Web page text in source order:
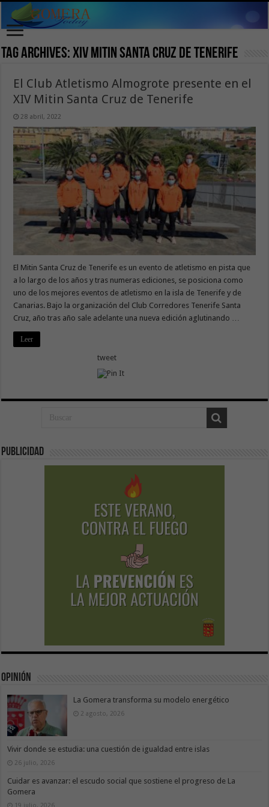
Tag Archives:XIV Mitin Santa Cruz de Tenerife
El Club Atletismo Almogrote presente en el
XIV Mitin Santa Cruz de Tenerife
28 abril, 2022
El Mitin Santa Cruz de Tenerife es un evento de atletismo en pista que
a lo largo de los años y tras numeras ediciones, se posiciona como
uno de los mejores eventos de atletismo en la isla de Tenerife y de
Canarias. Bajo la organización del Club Corredores Tenerife Santa
Cruz, año tras año sale adelante una nueva edición aglutinando …
Leer
tweet
Publicidad
Opinión
La Gomera transforma su modelo energético
2 agosto, 2026
Vivir donde se estudia: una cuestión de igualdad entre islas
26 julio, 2026
Cuidar es avanzar: el escudo social que sostiene el progreso de La
Gomera
19 julio, 2026